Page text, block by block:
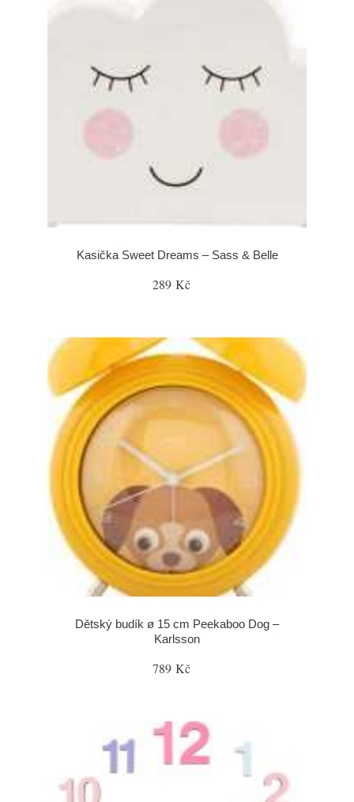
Kasička Sweet Dreams – Sass & Belle
289 Kč
Dětský budík ø 15 cm Peekaboo Dog –
Karlsson
789 Kč